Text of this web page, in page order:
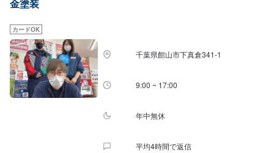
金塗装
カードOK
千葉県館山市下真倉341-1
9:00 ~ 17:00
年中無休
平均4時間で返信